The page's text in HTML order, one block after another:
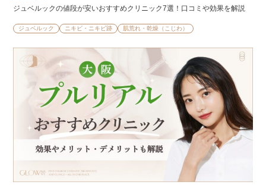
ジュベルックの値段が安いおすすめクリニック7選！口コミや効果を解説
ジュベルック ニキビ・ニキビ跡 肌荒れ・乾燥（こじわ）